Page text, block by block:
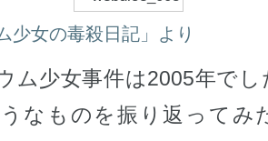
少女の毒殺日記」より
ム少女事件は2005年で
なものを振り返ってみ